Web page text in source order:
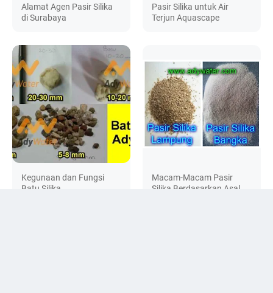
Alamat Agen Pasir Silika
di Surabaya
Pasir Silika untuk Air
Terjun Aquascape
Kegunaan dan Fungsi
Batu Silika
Macam-Macam Pasir
Silika Berdasarkan Asal